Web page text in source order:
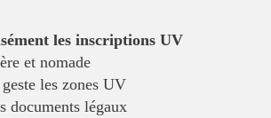
les inscriptions UV
et nomade
les zones UV
documents légaux